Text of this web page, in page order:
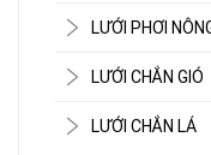
LƯỚI PHƠI
LƯỚI CHẮN GIÓ
LƯỚI CHẮN LÁ